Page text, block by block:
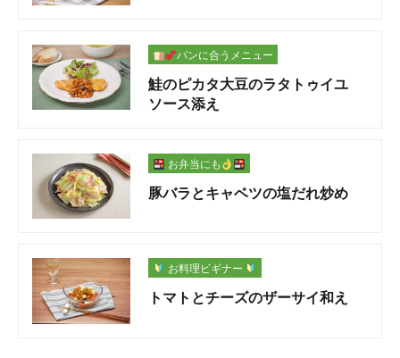
パンに合うメニュー
鮭のピカタ大豆のラタトゥイユ
ソース添え
お弁当にも
豚バラとキャベツの塩だれ炒め
お料理ビギナー
トマトとチーズのザーサイ和え